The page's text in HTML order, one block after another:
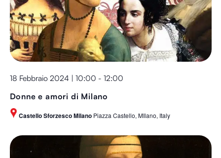
a
l
a
d
a
t
.Donne e amori di Milano
18 Febbraio 2024 | 10:00 - 12:00
Castello Sforzesco Milano Piazza Castello, MIlano, Italy